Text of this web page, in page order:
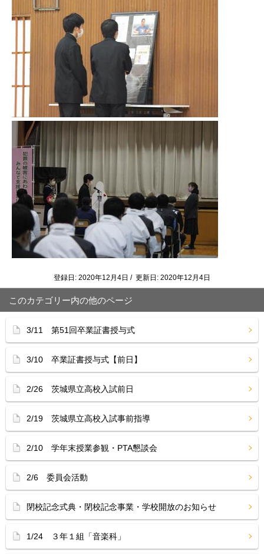
登録日: 2020年12月4日 / 更新日: 2020年12月4日
このカテゴリー内の他のページ
3/11 第51回卒業証書授与式
3/10 卒業証書授与式【前日】
2/26 茨城県立高校入試前日
2/19 茨城県立高校入試事前指導
2/10 学年末授業参観・PTA懇談会
2/6 委員会活動
閉校記念式典・閉校記念事業・学校開放のお知らせ
1/24 ３年１組「音楽科」